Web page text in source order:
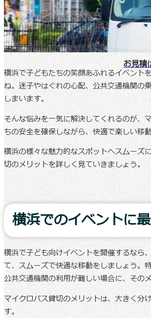
会社情
お見積
横浜で子どもたちの笑顔あふれるイベント
ね。迷子やはぐれの心配、公共交通機関の
しまいます。
そんな悩みを一気に解決してくれるのが、
ちの安全を確保しながら、快適で楽しい移
横浜の様々な魅力的なスポットへスムーズ
切のメリットを詳しく見ていきましょう。
横浜でのイベントに
横浜で子ども向けイベントを開催するなら
て、スムーズで快適な移動をしましょう。
公共交通機関の利用が難しい場合に、その
マイクロバス貸切のメリットは、大きく分
す。